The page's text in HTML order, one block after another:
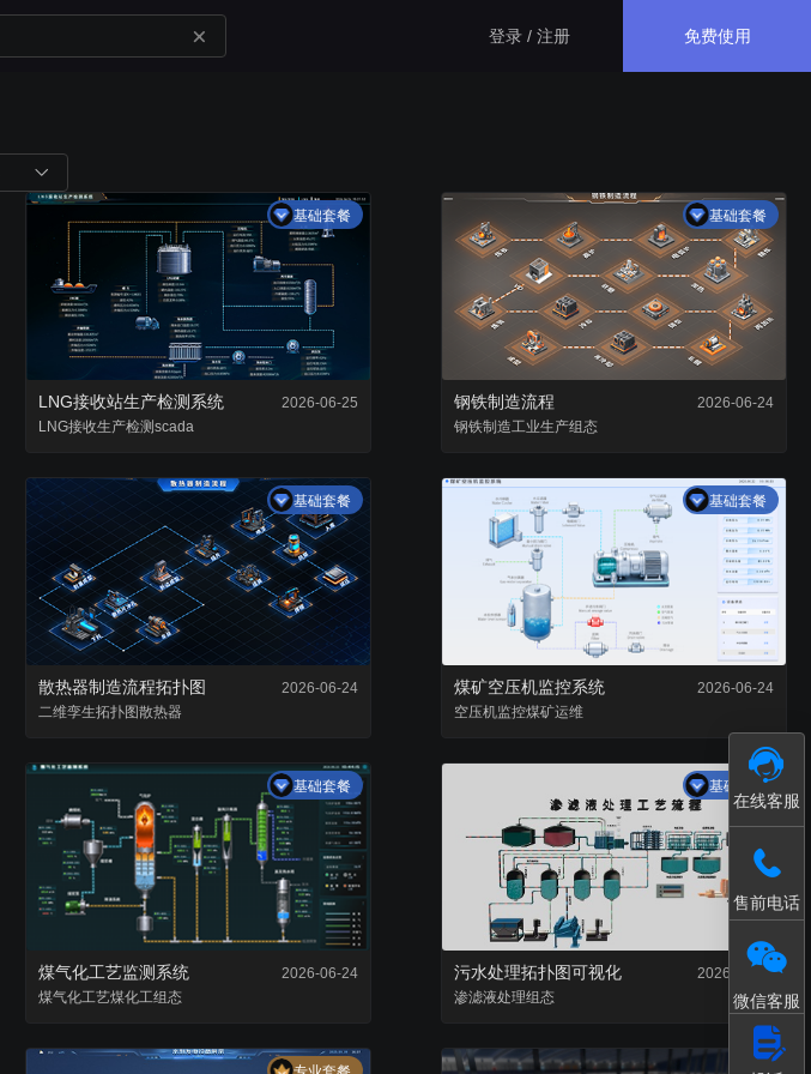
山海鲸查看器
全免费离线部署环境
大屏演示APP
大小屏互动移动端
Blender插件
数据管家
零代码轻松完成数据接入和数据处理
GISBox
一站式三维 GIS 处理工具
斑斑低代码
完全免费的低代码平台
瓦石物联
轻装3D
模型轻量化处理工具
登录 / 注册 免费使用
在线客服
售前电话
微信客服
基础套餐
LNG接收站生产检测系统
2026-06-25
LNG接收生产检测scada
基础套餐
钢铁制造流程
2026-06-24
钢铁制造工业生产组态
基础套餐
散热器制造流程拓扑图
2026-06-24
二维孪生拓扑图散热器
基础套餐
煤矿空压机监控系统
2026-06-24
空压机监控煤矿运维
基础套餐
煤气化工艺监测系统
2026-06-24
煤气化工艺煤化工组态
基础套餐
污水处理拓扑图可视化
2026-06-22
渗滤液处理组态